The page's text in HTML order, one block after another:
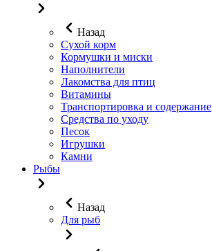
Назад
Сухой корм
Кормушки и миски
Наполнители
Лакомства для птиц
Витамины
Транспортировка и содержание
Средства по уходу
Песок
Игрушки
Камни
Рыбы
Назад
Для рыб